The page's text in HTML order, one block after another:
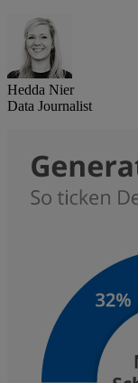
Hedda Nier
Data Journalist